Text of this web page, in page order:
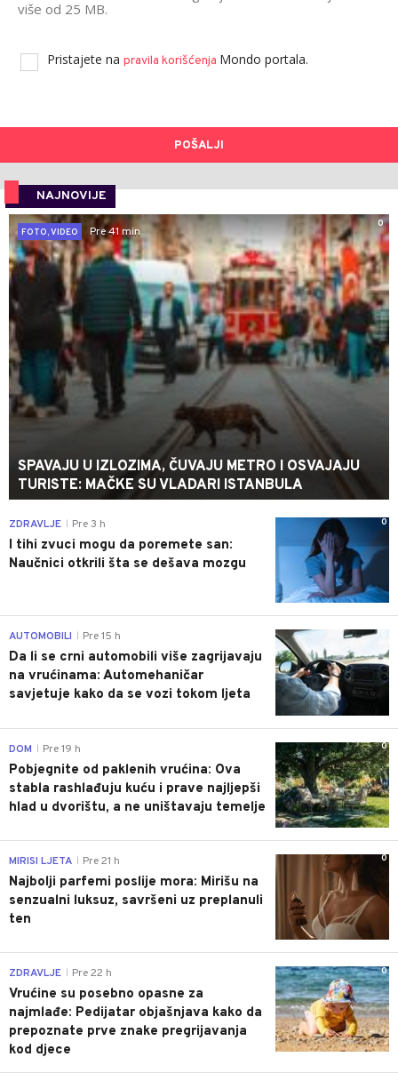
više od 25 MB.
Pristajete na pravila korišćenja Mondo portala.
POŠALJI
NAJNOVIJE
0
FOTO, VIDEO
Pre 41 min
SPAVAJU U IZLOZIMA, ČUVAJU METRO I OSVAJAJU
TURISTE: MAČKE SU VLADARI ISTANBULA
0
ZDRAVLJE Pre 3 h
I tihi zvuci mogu da poremete san:
Naučnici otkrili šta se dešava mozgu
0
AUTOMOBILI Pre 15 h
Da li se crni automobili više zagrijavaju
na vrućinama: Automehaničar
savjetuje kako da se vozi tokom ljeta
0
DOM Pre 19 h
Pobjegnite od paklenih vrućina: Ova
stabla rashlađuju kuću i prave najljepši
hlad u dvorištu, a ne uništavaju temelje
0
MIRISI LJETA Pre 21 h
Najbolji parfemi poslije mora: Mirišu na
senzualni luksuz, savršeni uz preplanuli
ten
0
ZDRAVLJE Pre 22 h
Vrućine su posebno opasne za
najmlađe: Pedijatar objašnjava kako da
prepoznate prve znake pregrijavanja
kod djece